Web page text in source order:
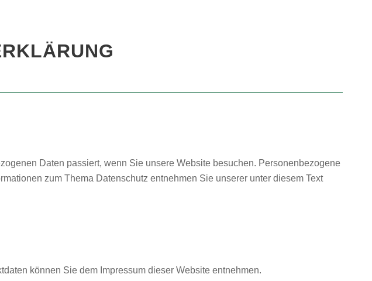
Daten passiert, wenn Sie unsere Website besuchen. Personenbezogene
zum Thema Datenschutz entnehmen Sie unserer unter diesem Text
können Sie dem Impressum dieser Website entnehmen.